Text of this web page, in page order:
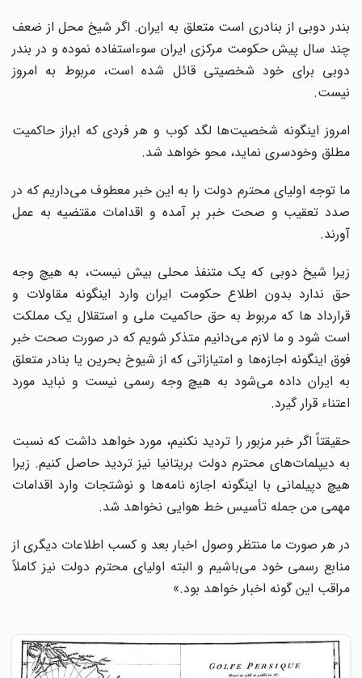
بندر دوبی از بنادری است متعلق به ایران. اگر شیخ محل از ضعف
چند سال پیش حکومت مرکزی ایران سوءاستفاده نموده و در بندر
دوبی برای خود شخصیتی قائل شده است، مربوط به امروز
نیست.
امروز اینگونه شخصیت‌ها لگد کوب و هر فردی که ابراز حاکمیت
مطلق وخودسری نماید، محو خواهد شد.
ما توجه اولیای محترم دولت را به این خبر معطوف می‌داریم که در
صدد تعقیب و صحت خبر بر آمده و اقدامات مقتضیه به عمل
آورند.
زیرا شیخ دوبی که یک متنفذ محلی بیش نیست، به هیچ وجه
حق ندارد بدون اطلاع حکومت ایران وارد اینگونه مقاولات و
قرارداد ها که مربوط به حق حاکمیت ملی و استقلال یک مملکت
است شود و ما لازم می‌دانیم متذکر شویم که در صورت صحت خبر
فوق اینگونه اجازه‌ها و امتیازاتی که از شیوخ بحرین یا بنادر متعلق
به ایران داده می‌شود به هیچ وجه رسمی نیست و نباید مورد
اعتناء قرار گیرد.
حقیقتاً اگر خبر مزبور را تردید نکنیم، مورد خواهد داشت که نسبت
به دیپلمات‌های محترم دولت بریتانیا نیز تردید حاصل کنیم. زیرا
هیچ دپیلمانی با اینگونه اجازه نامه‌ها و نوشتجات وارد اقدامات
مهمی من جمله تأسیس خط هوایی نخواهد شد.
در هر صورت ما منتظر وصول اخبار بعد و کسب اطلاعات دیگری از
منابع رسمی خود می‌باشیم و البته اولیای محترم دولت نیز کاملاً
مراقب این گونه اخبار خواهد بود.»